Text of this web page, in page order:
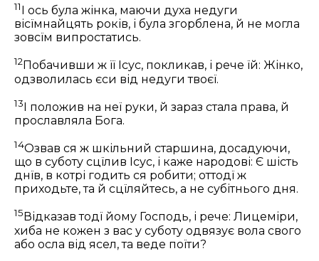
11
І ось була жінка, маючи духа недуги
вісїмнайцять років, і була згорблена, й не могла
зовсїм випростатись.
12Побачивши ж її Ісус, покликав, і рече їй: Жінко,
одзволилась єси від недуги твоєї.
13І положив на неї руки, й зараз стала права, й
прославляла Бога.
14Озвав ся ж шкільний старшина, досадуючи,
що в суботу сцїлив Ісус, і каже народові: Є шість
днїв, в котрі годить ся робити; оттодї ж
приходьте, та й сцїляйтесь, а не субітнього дня.
15 Відказав тодї йому Господь, і рече: Лицеміри,
хиба не кожен з вас у суботу одвязує вола свого
або осла від ясел, та веде поїти?